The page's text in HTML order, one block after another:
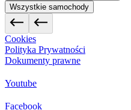
Wszystkie samochody
Cookies
Polityka Prywatności
Dokumenty prawne
Youtube
Facebook